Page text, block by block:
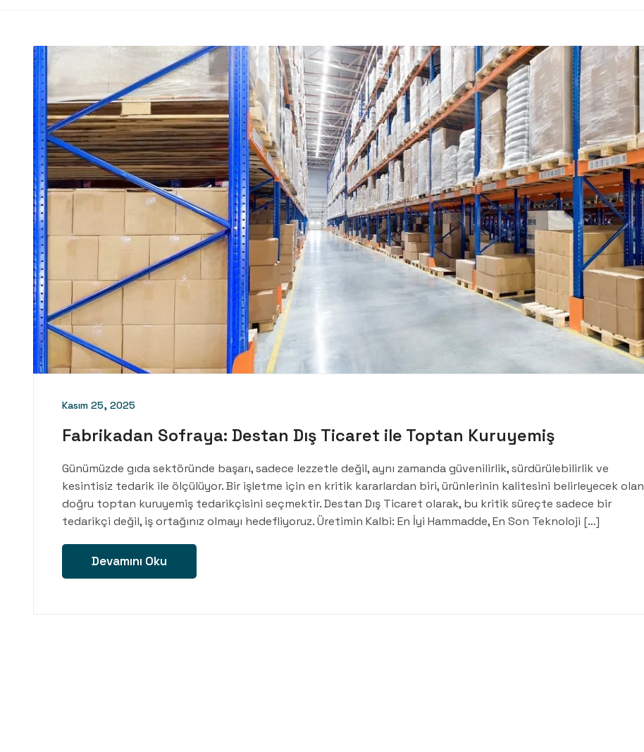
Kasım 25, 2025
Fabrikadan Sofraya: Destan Dış Ticaret ile Toptan Kuruyemiş
Günümüzde gıda sektöründe başarı, sadece lezzetle değil, aynı zamanda güvenilirlik, sürdürülebilirlik ve
kesintisiz tedarik ile ölçülüyor. Bir işletme için en kritik kararlardan biri, ürünlerinin kalitesini belirleyecek olan
doğru toptan kuruyemiş tedarikçisini seçmektir. Destan Dış Ticaret olarak, bu kritik süreçte sadece bir
tedarikçi değil, iş ortağınız olmayı hedefliyoruz. Üretimin Kalbi: En İyi Hammadde, En Son Teknoloji […]
Devamını Oku